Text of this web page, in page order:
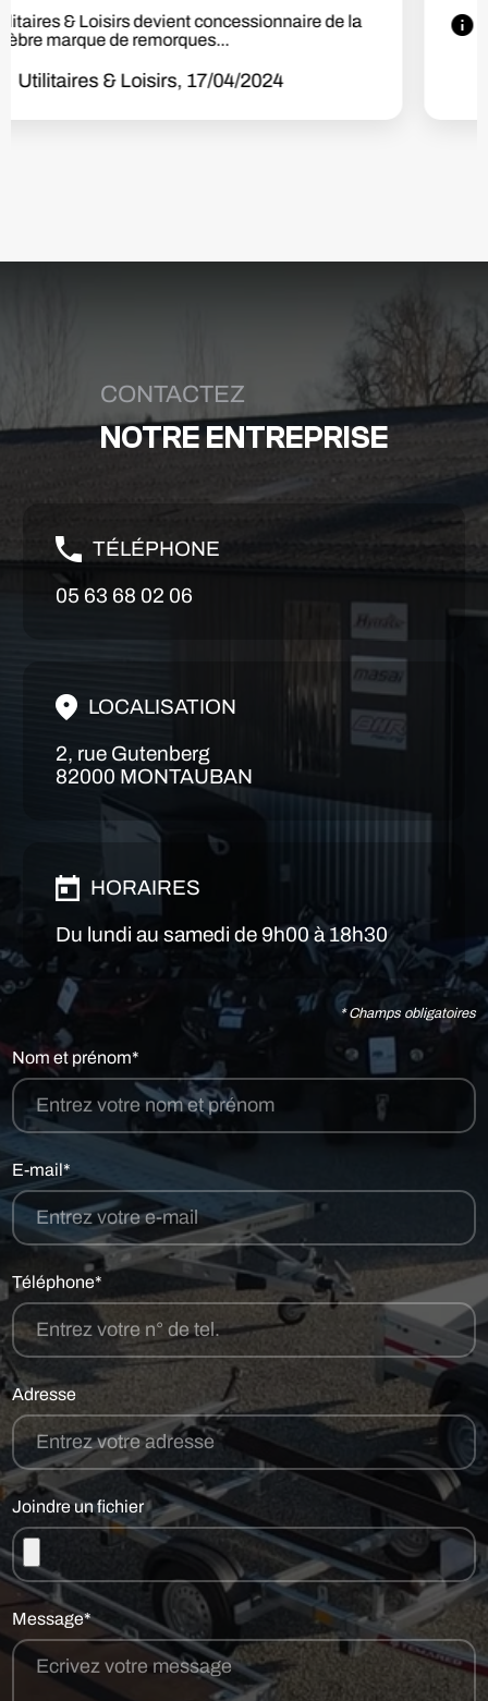
Nous sommes heureux de vous...
Utilitaires & Loisirs, 03/03/2024
CONTACTEZ
NOTRE ENTREPRISE
TÉLÉPHONE
05 63 68 02 06
LOCALISATION
2, rue Gutenberg
82000 MONTAUBAN
HORAIRES
Du lundi au samedi de 9h00 à 18h30
* Champs obligatoires
Nom et prénom*
E-mail*
Téléphone*
Adresse
Joindre un fichier
Message*